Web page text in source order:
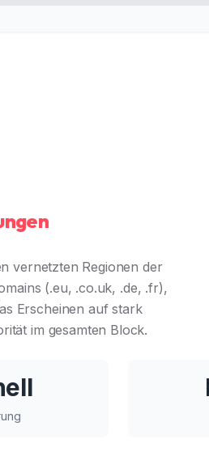
vernetzten Regionen der
(.eu, .co.uk, .de, .fr),
Erscheinen auf stark
im gesamten Block.